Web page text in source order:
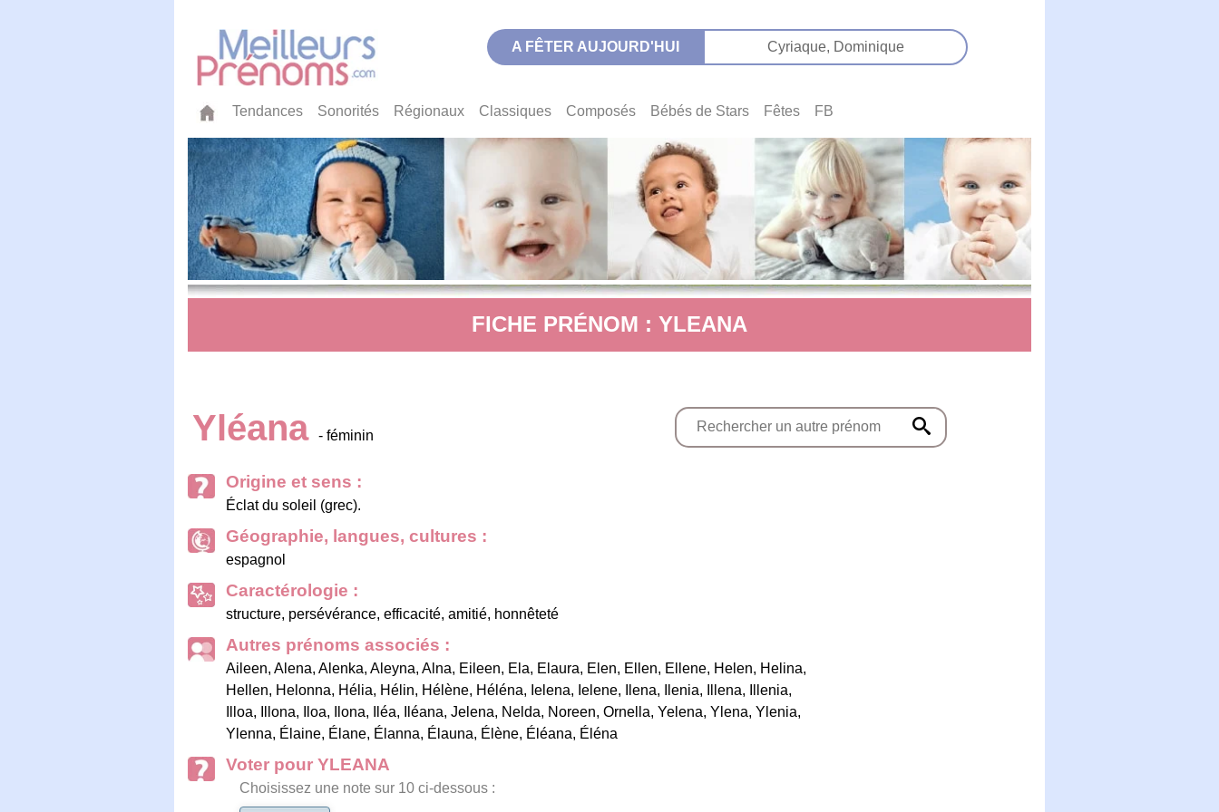
A FÊTER AUJOURD'HUI Cyriaque, Dominique
Tendances Sonorités Régionaux Classiques Composés Bébés de Stars Fêtes FB
FICHE PRÉNOM : YLEANA
Yléana - féminin
Origine et sens :
Éclat du soleil (grec).
Géographie, langues, cultures :
espagnol
Caractérologie :
structure, persévérance, efficacité, amitié, honnêteté
Autres prénoms associés :
Aileen, Alena, Alenka, Aleyna, Alna, Eileen, Ela, Elaura, Elen, Ellen, Ellene, Helen, Helina,
Hellen, Helonna, Hélia, Hélin, Hélène, Héléna, Ielena, Ielene, Ilena, Ilenia, Illena, Illenia,
Illoa, Illona, Iloa, Ilona, Iléa, Iléana, Jelena, Nelda, Noreen, Ornella, Yelena, Ylena, Ylenia,
Ylenna, Élaine, Élane, Élanna, Élauna, Élène, Éléana, Éléna
Voter pour YLEANA
Choisissez une note sur 10 ci-dessous :